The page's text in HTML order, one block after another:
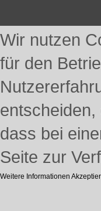
Wir nutzen
für den
dass bei
Seite zur
Weitere Informationen